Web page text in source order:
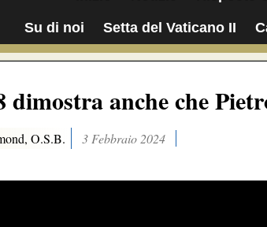
Su di noi Setta del Vaticano II
dimostra anche che
O.S.B. 3 Febbraio 2024